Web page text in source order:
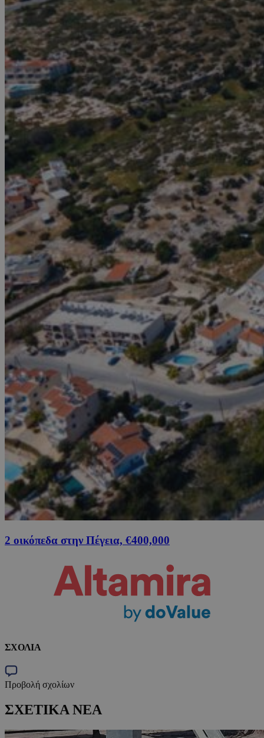
2 οικόπεδα στην Πέγεια, €400,000
ΣΧΟΛΙΑ
Προβολή σχολίων
ΣΧΕΤΙΚΑ ΝΕΑ